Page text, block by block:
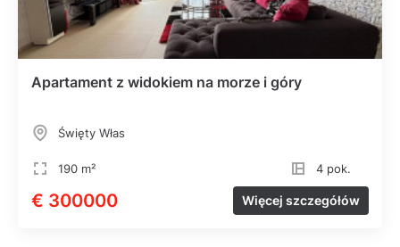
Apartament z widokiem na morze i góry
Święty Włas
190 m² 4 pok.
€ 300000 Więcej szczegółów